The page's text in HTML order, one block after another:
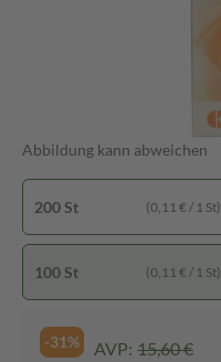
Abbildung kann abweichen
200 St (0,11 € / 1 St)
100 St (0,11 € / 1 St)
-31% AVP: 15,60 €